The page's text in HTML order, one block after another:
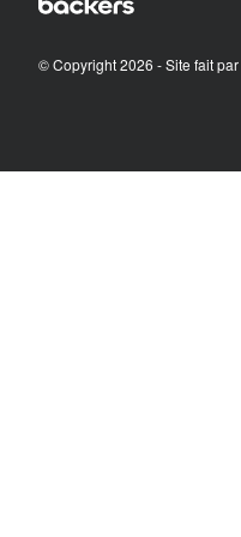
© Copyright 2026 - Site fait par